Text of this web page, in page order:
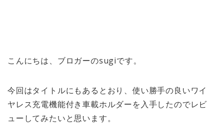
こんにちは、ブロガーのsugiです。
今回はタイトルにもあるとおり、使い勝手の良いワイ
ヤレス充電機能付き車載ホルダーを入手したのでレビ
ューしてみたいと思います。